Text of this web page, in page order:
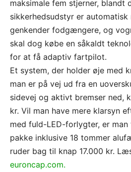
maksimale fem stjerner, blandt
sikkerhedsudstyr er automatisk
genkender fodgængere, og
skal dog købe en såkaldt
for at få adaptiv fartpilot.
Et system, der holder øje med
man er på vej ud fra en
sidevej og aktivt bremser ned,
kr. Vil man have mere klarsyn
med fuld-LED-forlygter, er
pakke inklusive 18 tommer
ruder bag til knap 17.000 kr.
euroncap.com.